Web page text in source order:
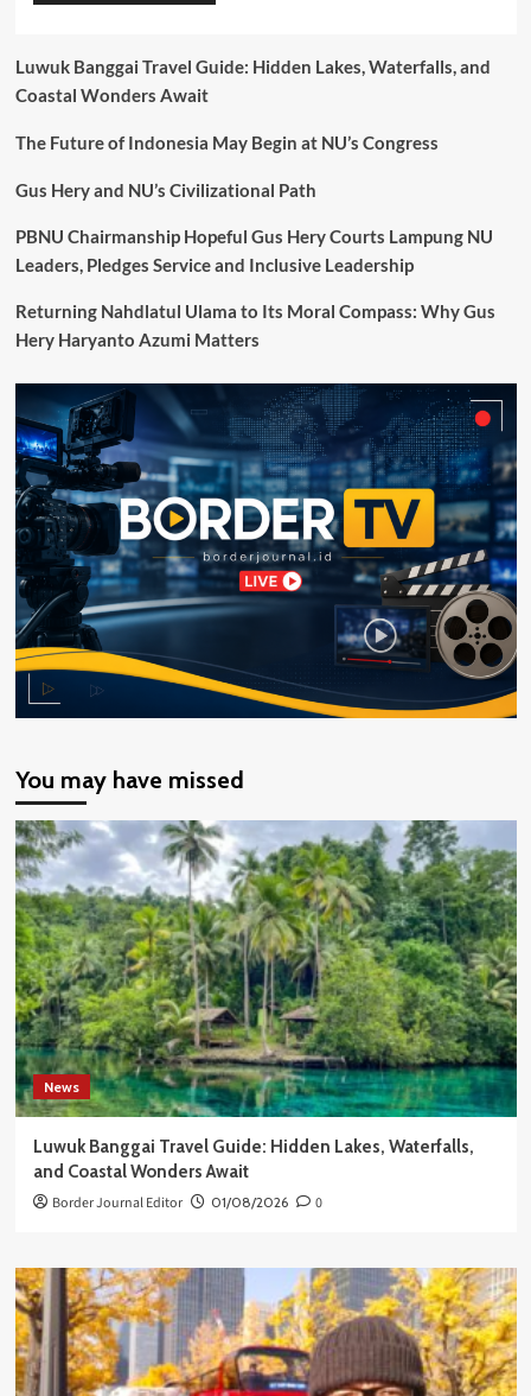
Luwuk Banggai Travel Guide: Hidden Lakes, Waterfalls, and
Coastal Wonders Await
The Future of Indonesia May Begin at NU’s Congress
Gus Hery and NU’s Civilizational Path
PBNU Chairmanship Hopeful Gus Hery Courts Lampung NU
Leaders, Pledges Service and Inclusive Leadership
Returning Nahdlatul Ulama to Its Moral Compass: Why Gus
Hery Haryanto Azumi Matters
You may have missed
News
Luwuk Banggai Travel Guide: Hidden Lakes, Waterfalls,
and Coastal Wonders Await
Border Journal Editor 01/08/2026 0